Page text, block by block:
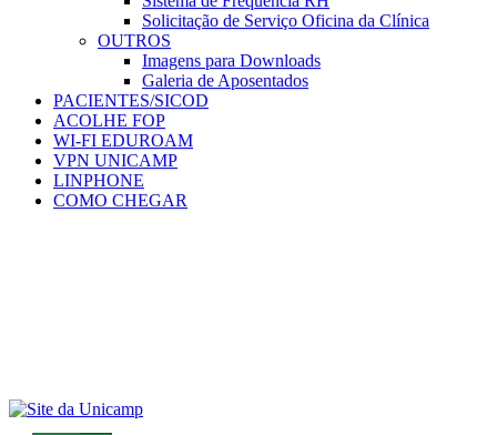
Solicitação de Serviço Oficina da Clínica
OUTROS
Imagens para Downloads
Galeria de Aposentados
PACIENTES/SICOD
ACOLHE FOP
WI-FI EDUROAM
VPN UNICAMP
LINPHONE
COMO CHEGAR